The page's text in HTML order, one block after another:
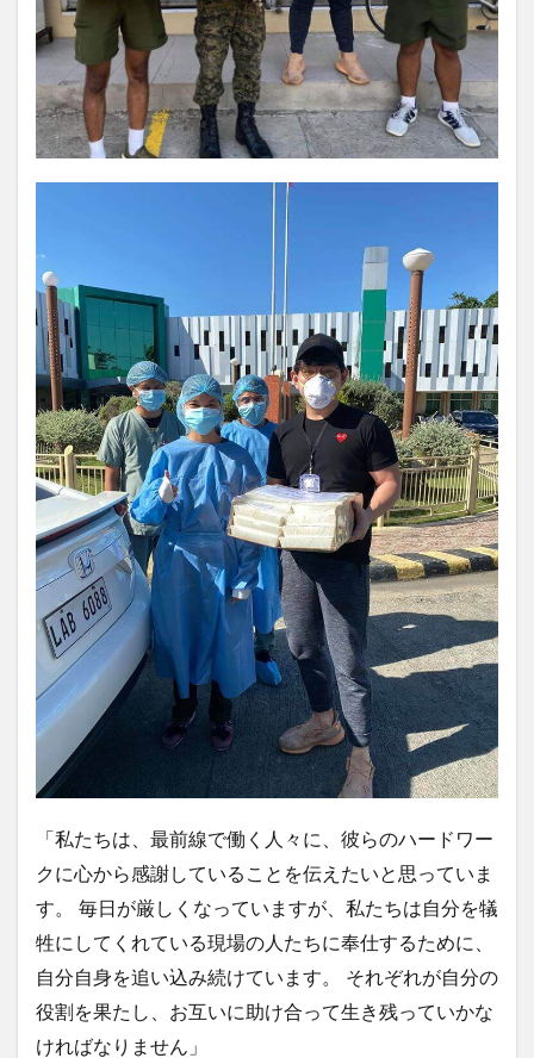
「私たちは、最前線で働く人々に、彼らのハードワー
クに心から感謝していることを伝えたいと思っていま
す。 毎日が厳しくなっていますが、私たちは自分を犠
牲にしてくれている現場の人たちに奉仕するために、
自分自身を追い込み続けています。 それぞれが自分の
役割を果たし、お互いに助け合って生き残っていかな
ければなりません」